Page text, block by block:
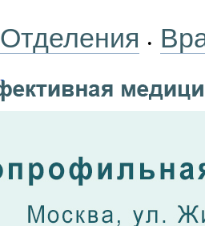
Отделения •